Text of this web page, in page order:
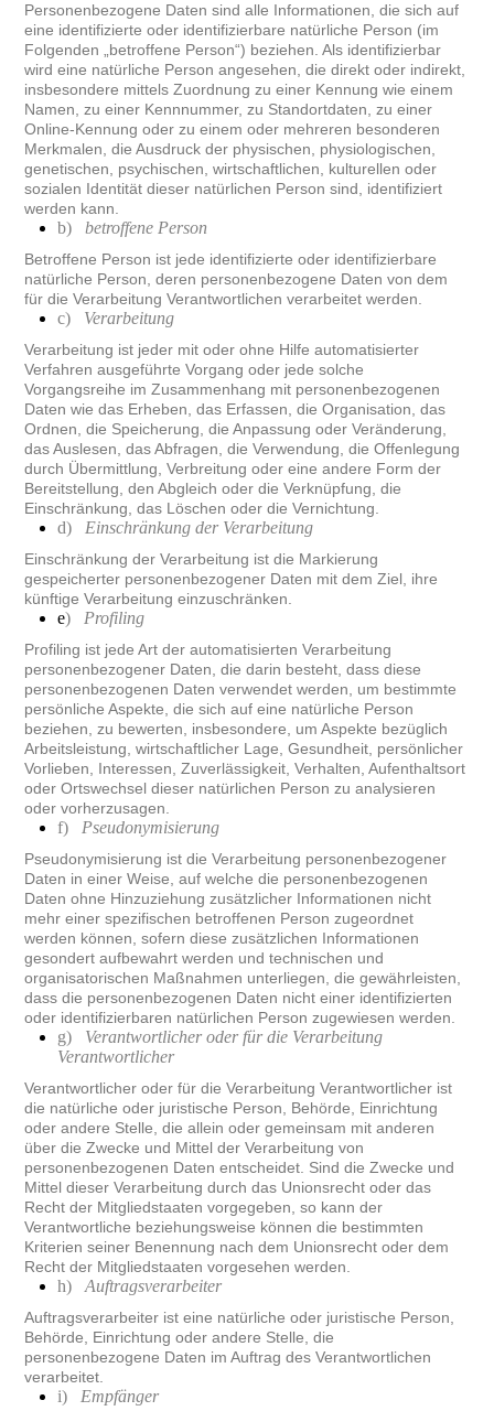
Personenbezogene Daten sind alle Informationen, die sich auf
eine identifizierte oder identifizierbare natürliche Person (im
Folgenden „betroffene Person“) beziehen. Als identifizierbar
wird eine natürliche Person angesehen, die direkt oder indirekt,
insbesondere mittels Zuordnung zu einer Kennung wie einem
Namen, zu einer Kennnummer, zu Standortdaten, zu einer
Online-Kennung oder zu einem oder mehreren besonderen
Merkmalen, die Ausdruck der physischen, physiologischen,
genetischen, psychischen, wirtschaftlichen, kulturellen oder
sozialen Identität dieser natürlichen Person sind, identifiziert
werden kann.
b) betroffene Person
Betroffene Person ist jede identifizierte oder identifizierbare
natürliche Person, deren personenbezogene Daten von dem
für die Verarbeitung Verantwortlichen verarbeitet werden.
c) Verarbeitung
Verarbeitung ist jeder mit oder ohne Hilfe automatisierter
Verfahren ausgeführte Vorgang oder jede solche
Vorgangsreihe im Zusammenhang mit personenbezogenen
Daten wie das Erheben, das Erfassen, die Organisation, das
Ordnen, die Speicherung, die Anpassung oder Veränderung,
das Auslesen, das Abfragen, die Verwendung, die Offenlegung
durch Übermittlung, Verbreitung oder eine andere Form der
Bereitstellung, den Abgleich oder die Verknüpfung, die
Einschränkung, das Löschen oder die Vernichtung.
d) Einschränkung der Verarbeitung
Einschränkung der Verarbeitung ist die Markierung
gespeicherter personenbezogener Daten mit dem Ziel, ihre
künftige Verarbeitung einzuschränken.
e) Profiling
Profiling ist jede Art der automatisierten Verarbeitung
personenbezogener Daten, die darin besteht, dass diese
personenbezogenen Daten verwendet werden, um bestimmte
persönliche Aspekte, die sich auf eine natürliche Person
beziehen, zu bewerten, insbesondere, um Aspekte bezüglich
Arbeitsleistung, wirtschaftlicher Lage, Gesundheit, persönlicher
Vorlieben, Interessen, Zuverlässigkeit, Verhalten, Aufenthaltsort
oder Ortswechsel dieser natürlichen Person zu analysieren
oder vorherzusagen.
f) Pseudonymisierung
Pseudonymisierung ist die Verarbeitung personenbezogener
Daten in einer Weise, auf welche die personenbezogenen
Daten ohne Hinzuziehung zusätzlicher Informationen nicht
mehr einer spezifischen betroffenen Person zugeordnet
werden können, sofern diese zusätzlichen Informationen
gesondert aufbewahrt werden und technischen und
organisatorischen Maßnahmen unterliegen, die gewährleisten,
dass die personenbezogenen Daten nicht einer identifizierten
oder identifizierbaren natürlichen Person zugewiesen werden.
g)
Verantwortlicher oder für die Verarbeitung
Verantwortlicher
Verantwortlicher oder für die Verarbeitung Verantwortlicher ist
die natürliche oder juristische Person, Behörde, Einrichtung
oder andere Stelle, die allein oder gemeinsam mit anderen
über die Zwecke und Mittel der Verarbeitung von
personenbezogenen Daten entscheidet. Sind die Zwecke und
Mittel dieser Verarbeitung durch das Unionsrecht oder das
Recht der Mitgliedstaaten vorgegeben, so kann der
Verantwortliche beziehungsweise können die bestimmten
Kriterien seiner Benennung nach dem Unionsrecht oder dem
Recht der Mitgliedstaaten vorgesehen werden.
h) Auftragsverarbeiter
Auftragsverarbeiter ist eine natürliche oder juristische Person,
Behörde, Einrichtung oder andere Stelle, die
personenbezogene Daten im Auftrag des Verantwortlichen
verarbeitet.
i) Empfänger